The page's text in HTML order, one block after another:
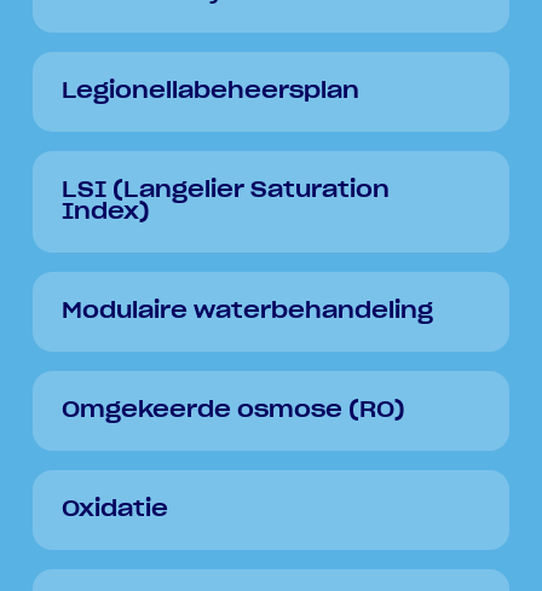
Legionellabeheersplan
LSI (Langelier Saturation
Index)
Modulaire waterbehandeling
Omgekeerde osmose (RO)
Oxidatie